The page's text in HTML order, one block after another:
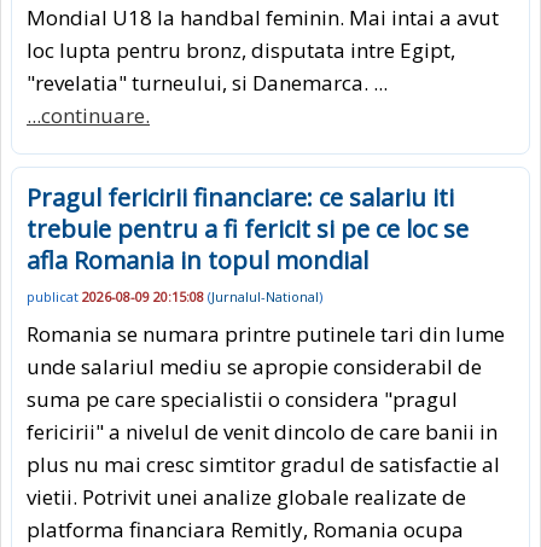
Mondial U18 la handbal feminin. Mai intai a avut
loc lupta pentru bronz, disputata intre Egipt,
"revelatia" turneului, si Danemarca. ...
...continuare.
Pragul fericirii financiare: ce salariu iti
trebuie pentru a fi fericit si pe ce loc se
afla Romania in topul mondial
publicat 2026-08-09 20:15:08 (Jurnalul-National)
Romania se numara printre putinele tari din lume
unde salariul mediu se apropie considerabil de
suma pe care specialistii o considera "pragul
fericirii" a nivelul de venit dincolo de care banii in
plus nu mai cresc simtitor gradul de satisfactie al
vietii. Potrivit unei analize globale realizate de
platforma financiara Remitly, Romania ocupa